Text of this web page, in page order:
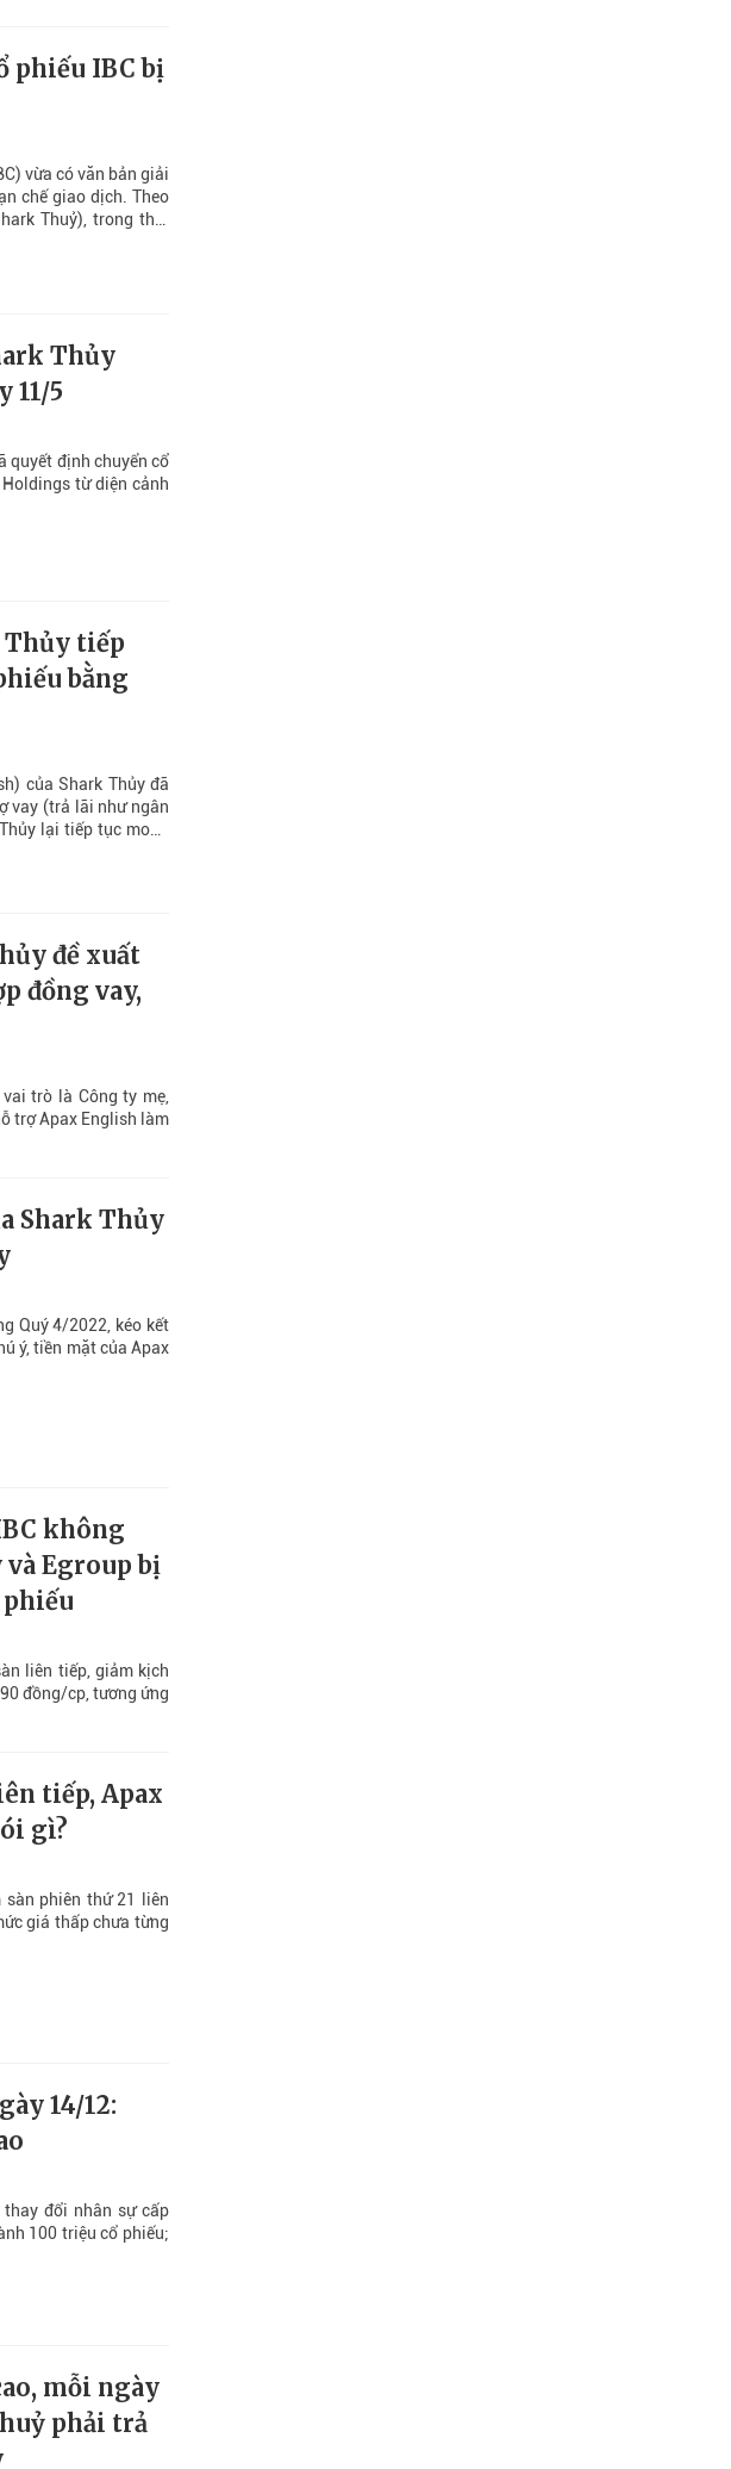
phiếu IBC bị
vừa có văn bản giải
chế giao dịch. Theo
Thuỷ), trong thời
Thủy
11/5
quyết định chuyển cổ
từ diện cảnh
Thủy tiếp
bằng
của Shark Thủy đã
vay (trả lãi như ngân
lại tiếp tục mong
đề xuất
đồng vay,
trò là Công ty mẹ,
trợ Apax English làm
Shark Thủy
Quý 4/2022, kéo kết
ý, tiền mặt của Apax
không
và Egroup bị
liên tiếp, giảm kịch
đồng/cp, tương ứng
tiếp, Apax
gì?
phiên thứ 21 liên
giá thấp chưa từng
14/12:
đổi nhân sự cấp
100 triệu cổ phiếu;
mỗi ngày
phải trả